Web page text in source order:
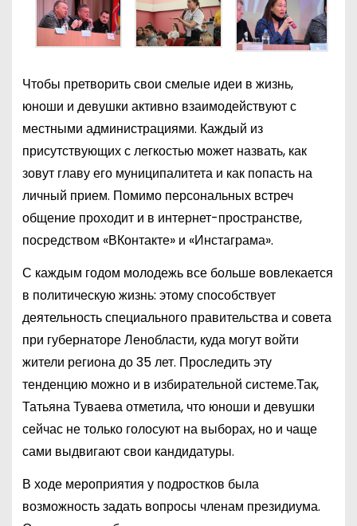
Чтобы претворить свои смелые идеи в жизнь,
юноши и девушки активно взаимодействуют с
местными администрациями. Каждый из
присутствующих с легкостью может назвать, как
зовут главу его муниципалитета и как попасть на
личный прием. Помимо персональных встреч
общение проходит и в интернет-пространстве,
посредством «ВКонтакте» и «Инстаграма».
С каждым годом молодежь все больше вовлекается
в политическую жизнь: этому способствует
деятельность специального правительства и совета
при губернаторе Ленобласти, куда могут войти
жители региона до 35 лет. Проследить эту
тенденцию можно и в избирательной системе.Так,
Татьяна Туваева отметила, что юноши и девушки
сейчас не только голосуют на выборах, но и чаще
сами выдвигают свои кандидатуры.
В ходе мероприятия у подростков была
возможность задать вопросы членам президиума.